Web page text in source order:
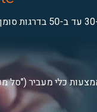
כלי מעביר ("סל